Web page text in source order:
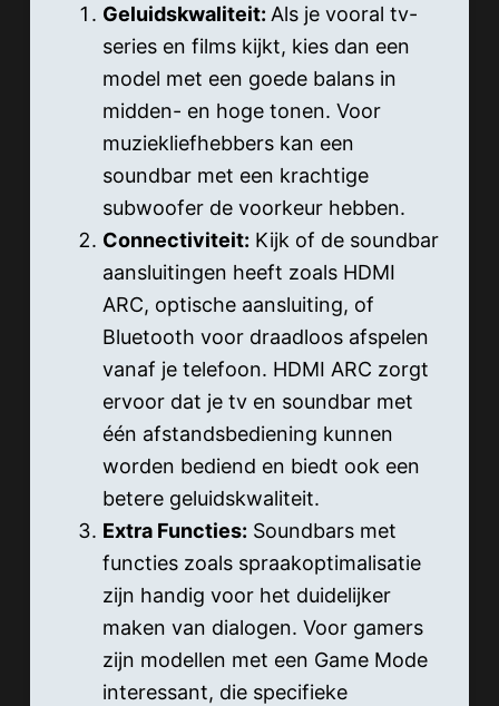
Geluidskwaliteit: Als je vooral tv-
series en films kijkt, kies dan een
model met een goede balans in
midden- en hoge tonen. Voor
muziekliefhebbers kan een
soundbar met een krachtige
subwoofer de voorkeur hebben.
Connectiviteit: Kijk of de soundbar
aansluitingen heeft zoals HDMI
ARC, optische aansluiting, of
Bluetooth voor draadloos afspelen
vanaf je telefoon. HDMI ARC zorgt
ervoor dat je tv en soundbar met
één afstandsbediening kunnen
worden bediend en biedt ook een
betere geluidskwaliteit.
Extra Functies: Soundbars met
functies zoals spraakoptimalisatie
zijn handig voor het duidelijker
maken van dialogen. Voor gamers
zijn modellen met een Game Mode
interessant, die specifieke